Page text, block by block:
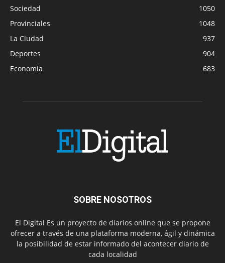
Sociedad
1050
Provinciales
1048
La Ciudad
937
Deportes
904
Economía
683
SOBRE NOSOTROS
El Digital Es un proyecto de diarios online que se propone
ofrecer a través de una plataforma moderna, ágil y dinámica
la posibilidad de estar informado del acontecer diario de
cada localidad